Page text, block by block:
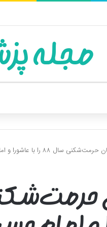
مجله
سال 88 را با عاشورا و امام حسین(ع) چه کار؟